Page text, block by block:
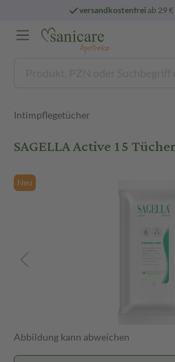
versandkostenfreiab 29
Intimpflegetücher
SAGELLA Active 15
Neu
Abbildung kann abweichen